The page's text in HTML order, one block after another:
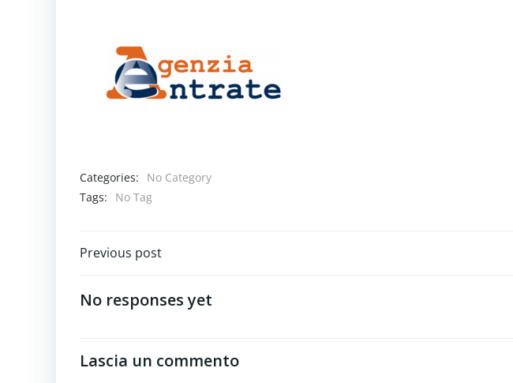
Categories:
No Category
Tags:
No Tag
Navigazione
articoli
Previous post
No responses yet
Lascia un commento